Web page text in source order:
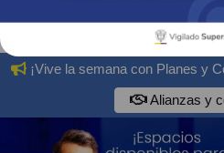
¡Vive la semana con Planes y Combos
Alianzas y